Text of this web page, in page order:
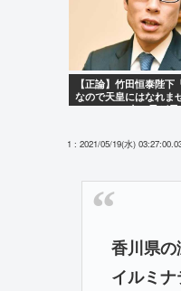
【正論】竹田恒泰陛下
なので天皇にはなれま
SnowManに女の子が居
1 : 2021/05/19(水)
香川県
イルミ